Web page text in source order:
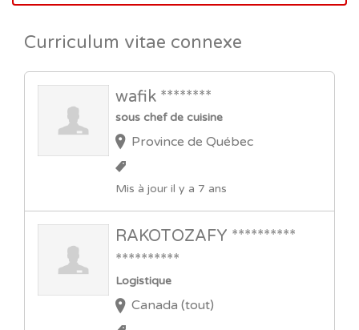
Curriculum vitae connexe
wafik ********
sous chef de cuisine
Province de Québec
Mis à jour il y a 7 ans
RAKOTOZAFY **********
**********
Logistique
Canada (tout)